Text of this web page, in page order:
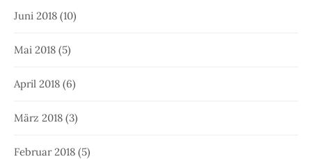
Juni 2018 (10)
Mai 2018 (5)
April 2018 (6)
März 2018 (3)
Februar 2018 (5)